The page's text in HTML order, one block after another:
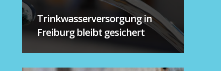
Trinkwasserversorgung in
Freiburg bleibt gesichert